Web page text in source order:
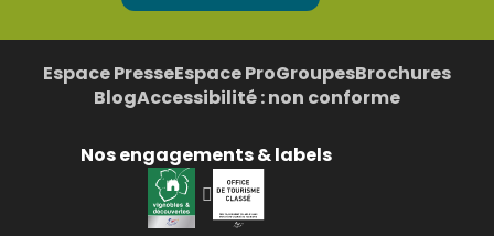
Espace PresseEspace ProGroupesBrochures
BlogAccessibilité : non conforme
Nos engagements & labels